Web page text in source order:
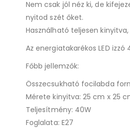
Nem csak jól néz ki, de
nyitod szét őket.
Használható teljesen
Az energiatakarékos LED
Főbb jellemzők:
Összecsukható focilabda
Mérete kinyitva: 25 cm x 25
Teljesítmény: 40W
Foglalata: E27